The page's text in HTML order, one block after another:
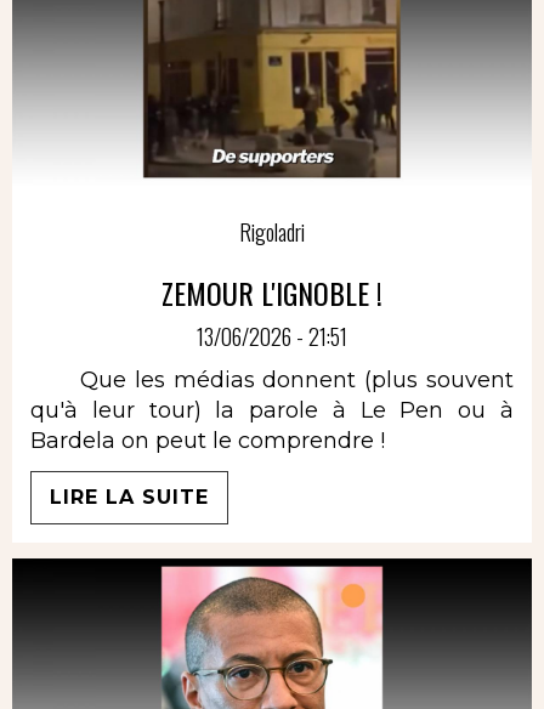
Rigoladri
ZEMOUR L'IGNOBLE !
13/06/2026 - 21:51
Que les médias donnent (plus souvent
qu'à leur tour) la parole à Le Pen ou à
Bardela on peut le comprendre !
LIRE LA SUITE